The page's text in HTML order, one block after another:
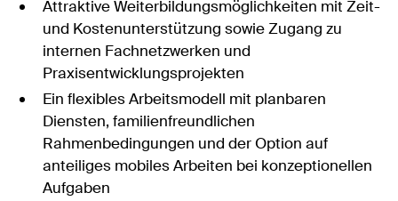
Attraktive Weiterbildungsmöglichkeiten mit Zeit-
und Kostenunterstützung sowie Zugang zu
internen Fachnetzwerken und
Praxisentwicklungsprojekten
Ein flexibles Arbeitsmodell mit planbaren
Diensten, familienfreundlichen
Rahmenbedingungen und der Option auf
anteiliges mobiles Arbeiten bei konzeptionellen
Aufgaben